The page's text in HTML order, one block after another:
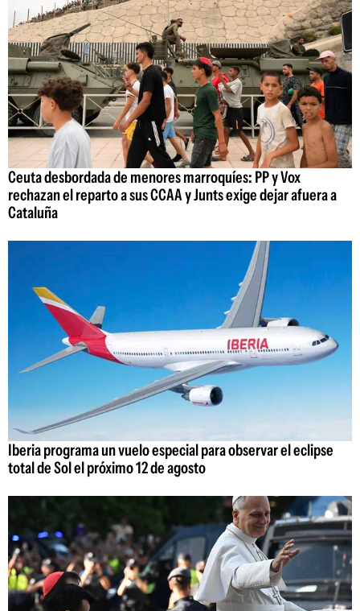
Ceuta desbordada de menores marroquíes: PP y Vox
rechazan el reparto a sus CCAA y Junts exige dejar afuera a
Cataluña
Iberia programa un vuelo especial para observar el eclipse
total de Sol el próximo 12 de agosto